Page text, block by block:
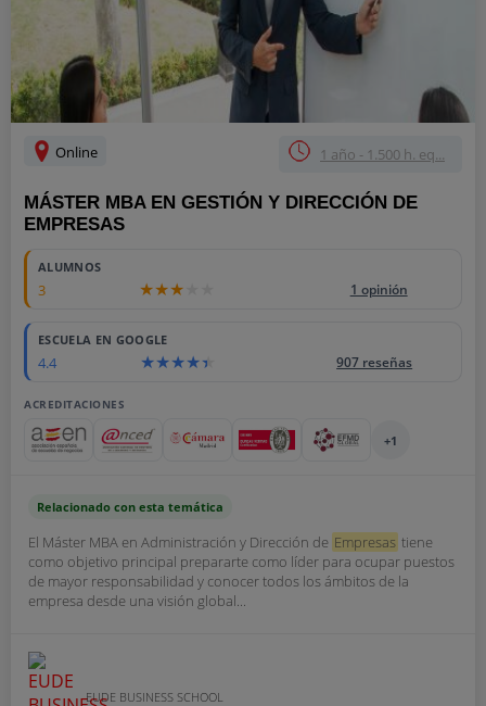
Online 1 año - 1.500 h. eq...
MÁSTER MBA EN GESTIÓN Y DIRECCIÓN DE
EMPRESAS
ALUMNOS
3 1 opinión
ESCUELA EN GOOGLE
4.4 907 reseñas
ACREDITACIONES
+1
Relacionado con esta temática
El Máster MBA en Administración y Dirección de Empresas tiene
como objetivo principal prepararte como líder para ocupar puestos
de mayor responsabilidad y conocer todos los ámbitos de la
empresa desde una visión global...
EUDE BUSINESS SCHOOL